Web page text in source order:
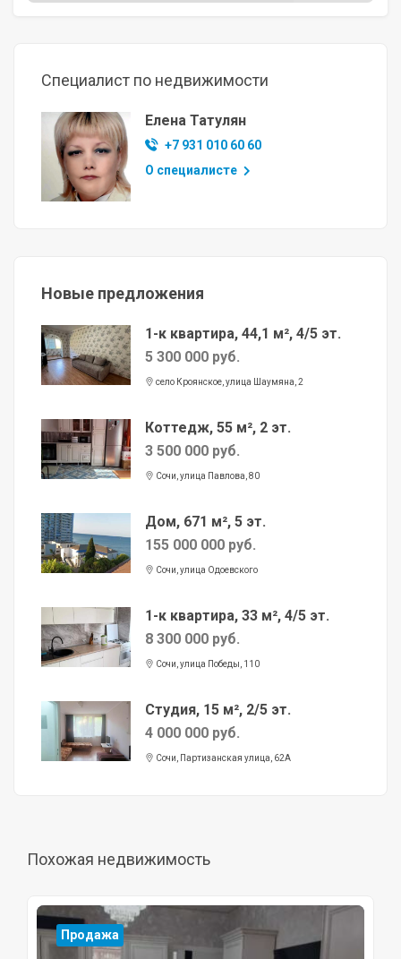
Специалист по недвижимости
Елена Татулян
+7 931 010 60 60
О специалисте
Новые предложения
1-к квартира, 44,1 м², 4/5 эт.
5 300 000 руб.
село Кроянское, улица Шаумяна, 2
Коттедж, 55 м², 2 эт.
3 500 000 руб.
Сочи, улица Павлова, 80
Дом, 671 м², 5 эт.
155 000 000 руб.
Сочи, улица Одоевского
1-к квартира, 33 м², 4/5 эт.
8 300 000 руб.
Сочи, улица Победы, 110
Студия, 15 м², 2/5 эт.
4 000 000 руб.
Сочи, Партизанская улица, 62А
Похожая недвижимость
Продажа